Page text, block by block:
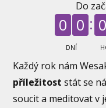
Do
0 0
DNÍ
0
Každý rok nám
příležitost stát se
soucit a meditovat v